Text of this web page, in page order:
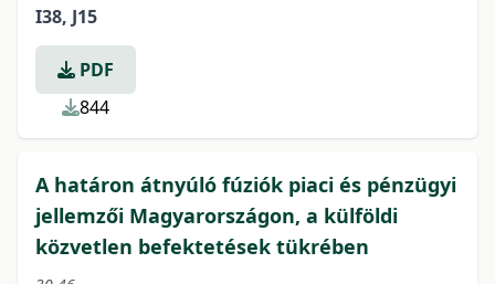
I38, J15
PDF
844
A határon átnyúló fúziók piaci és pénzügyi
jellemzői Magyarországon, a külföldi
közvetlen befektetések tükrében